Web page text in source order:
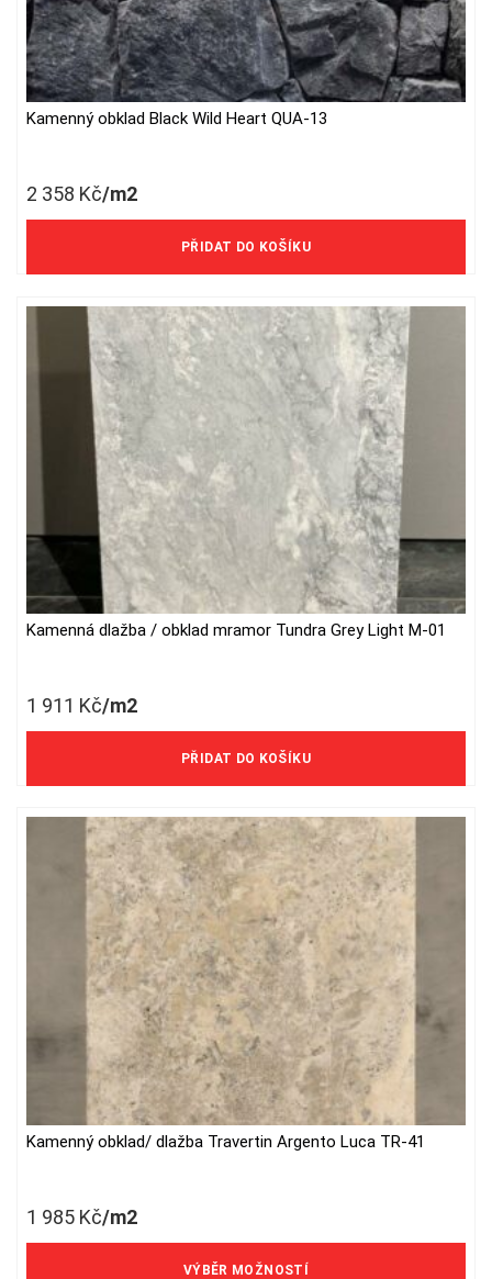
Kamenný obklad Black Wild Heart QUA-13
2 358 Kč/m2
1 949 Kč/m2 bez DPH
PŘIDAT DO KOŠÍKU
Kamenná dlažba / obklad mramor Tundra Grey Light M-01
1 911 Kč/m2
1 579 Kč/m2 bez DPH
PŘIDAT DO KOŠÍKU
Kamenný obklad/ dlažba Travertin Argento Luca TR-41
1 985 Kč/m2
1 640 Kč/m2 bez DPH
VÝBĚR MOŽNOSTÍ
This
multiple